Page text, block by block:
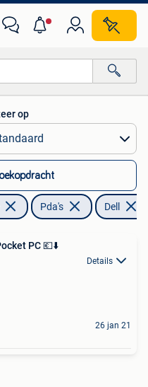
op
Pda's Dell
PC 💶⬇️
Details
26 jan 21